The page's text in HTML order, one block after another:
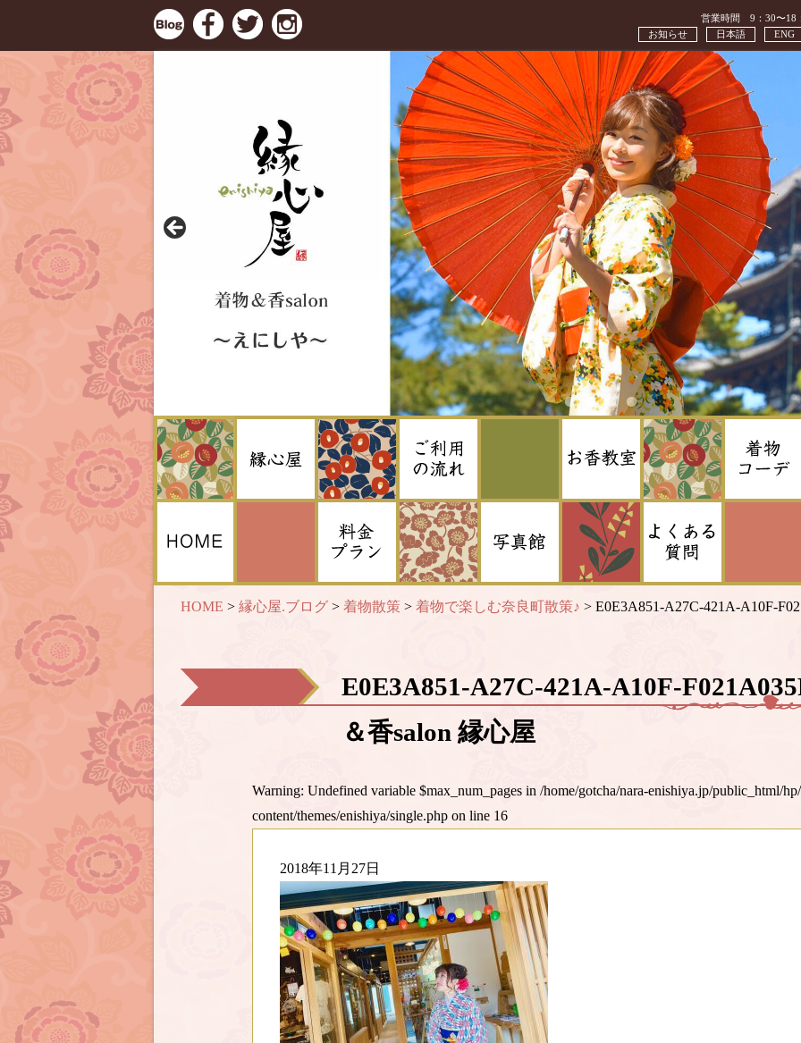
営業時間 9：30〜
ENG
日本語
お知らせ
HOME > 縁心屋.ブログ > 着物散策 > 着物で楽しむ奈良町散策♪ > E0E3A851-A27C-421A-A10F-
E0E3A851-A27C-421A-A10F-
＆香salon 縁心屋
Warning: Undefined variable $max_num_pages in /home/gotcha/nara-enishiya.jp/public_html/
content/themes/enishiya/single.php on line 16
2018年11月27日